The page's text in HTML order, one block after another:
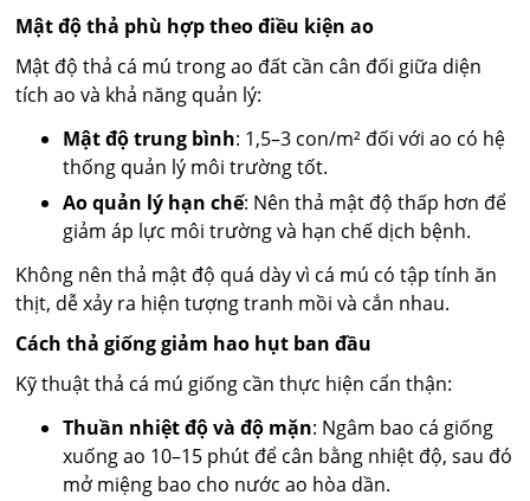
Mật độ thả phù hợp theo điều kiện ao
Mật độ thả cá mú trong ao đất cần cân đối giữa diện
tích ao và khả năng quản lý:
Mật độ trung bình: 1,5–3 con/m² đối với ao có hệ
thống quản lý môi trường tốt.
Ao quản lý hạn chế: Nên thả mật độ thấp hơn để
giảm áp lực môi trường và hạn chế dịch bệnh.
Không nên thả mật độ quá dày vì cá mú có tập tính ăn
thịt, dễ xảy ra hiện tượng tranh mồi và cắn nhau.
Cách thả giống giảm hao hụt ban đầu
Kỹ thuật thả cá mú giống cần thực hiện cẩn thận:
Thuần nhiệt độ và độ mặn: Ngâm bao cá giống
xuống ao 10–15 phút để cân bằng nhiệt độ, sau đó
mở miệng bao cho nước ao hòa dần.